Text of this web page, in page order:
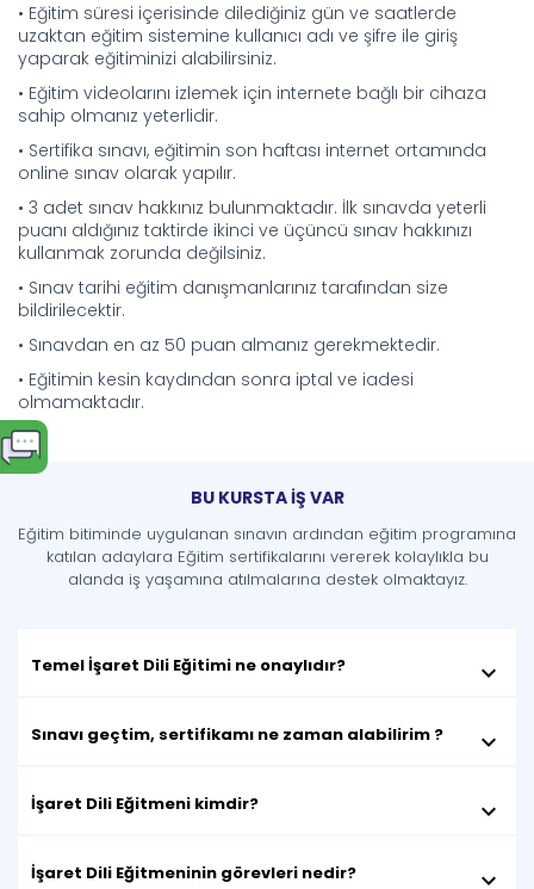
• Eğitim süresi içerisinde dilediğiniz gün ve saatlerde
uzaktan eğitim sistemine kullanıcı adı ve şifre ile giriş
yaparak eğitiminizi alabilirsiniz.
• Eğitim videolarını izlemek için internete bağlı bir cihaza
sahip olmanız yeterlidir.
• Sertifika sınavı, eğitimin son haftası internet ortamında
online sınav olarak yapılır.
• 3 adet sınav hakkınız bulunmaktadır. İlk sınavda yeterli
puanı aldığınız taktirde ikinci ve üçüncü sınav hakkınızı
kullanmak zorunda değilsiniz.
• Sınav tarihi eğitim danışmanlarınız tarafından size
bildirilecektir.
• Sınavdan en az 50 puan almanız gerekmektedir.
• Eğitimin kesin kaydından sonra iptal ve iadesi
olmamaktadır.
BU KURSTA İŞ VAR
Eğitim bitiminde uygulanan sınavın ardından eğitim programına
katılan adaylara Eğitim sertifikalarını vererek kolaylıkla bu
alanda iş yaşamına atılmalarına destek olmaktayız.
Temel İşaret Dili Eğitimi ne onaylıdır? keyboard_arrow_down
Sınavı geçtim, sertifikamı ne zaman alabilirim ? keyboard_arrow_down
İşaret Dili Eğitmeni kimdir? keyboard_arrow_down
İşaret Dili Eğitmeninin görevleri nedir? keyboard_arrow_down